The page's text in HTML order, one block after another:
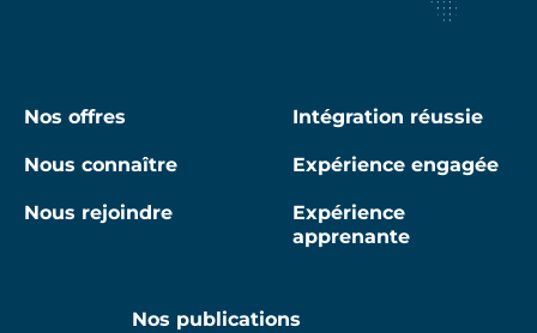
Nos offres
Nous connaître
Nous rejoindre
Intégration réussie
Expérience engagée
Expérience
apprenante
Nos publications